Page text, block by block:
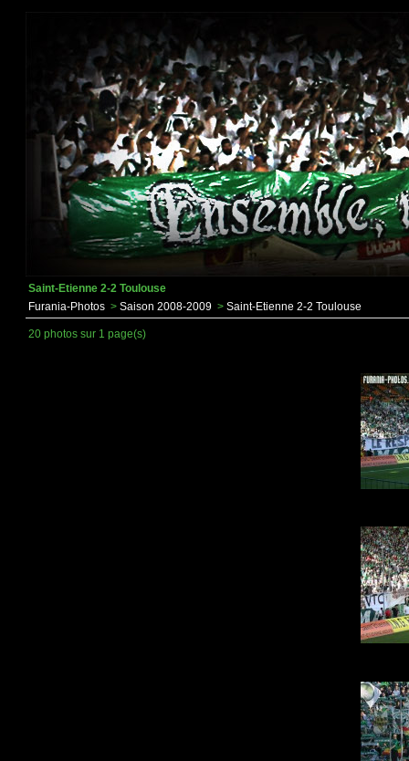
Saint-Etienne 2-2 Toulouse
Furania-Photos > Saison 2008-2009 > Saint-Etienne 2-2 Toulouse
20 photos sur 1 page(s)